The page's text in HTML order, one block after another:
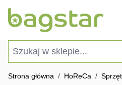
Strona główna / HoReCa /